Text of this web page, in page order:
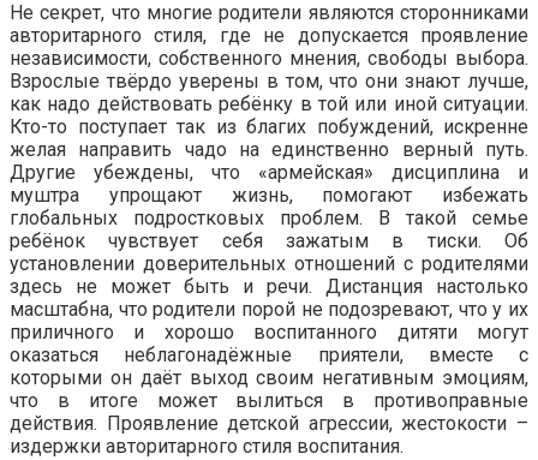
Не секрет, что многие родители являются сторонниками
авторитарного стиля, где не допускается проявление
независимости, собственного мнения, свободы выбора.
Взрослые твёрдо уверены в том, что они знают лучше,
как надо действовать ребёнку в той или иной ситуации.
Кто-то поступает так из благих побуждений, искренне
желая направить чадо на единственно верный путь.
Другие убеждены, что «армейская» дисциплина и
муштра упрощают жизнь, помогают избежать
глобальных подростковых проблем. В такой семье
ребёнок чувствует себя зажатым в тиски. Об
установлении доверительных отношений с родителями
здесь не может быть и речи. Дистанция настолько
масштабна, что родители порой не подозревают, что у их
приличного и хорошо воспитанного дитяти могут
оказаться неблагонадёжные приятели, вместе с
которыми он даёт выход своим негативным эмоциям,
что в итоге может вылиться в противоправные
действия. Проявление детской агрессии, жестокости –
издержки авторитарного стиля воспитания.